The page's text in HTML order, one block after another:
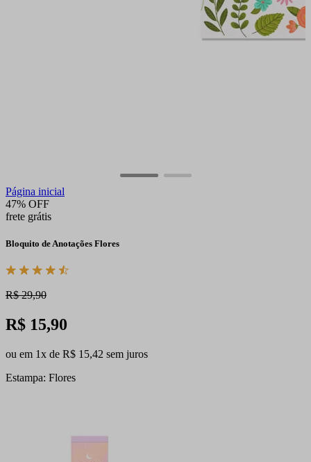
Página inicial
47% OFF
frete grátis
Bloquito de Anotações Flores
R$ 29,90
R$ 15,90
ou em 1x de R$ 15,42 sem juros
Estampa: Flores